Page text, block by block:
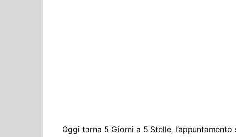
Rifiuti
Oggi torna 5 Giorni a 5 Stelle,